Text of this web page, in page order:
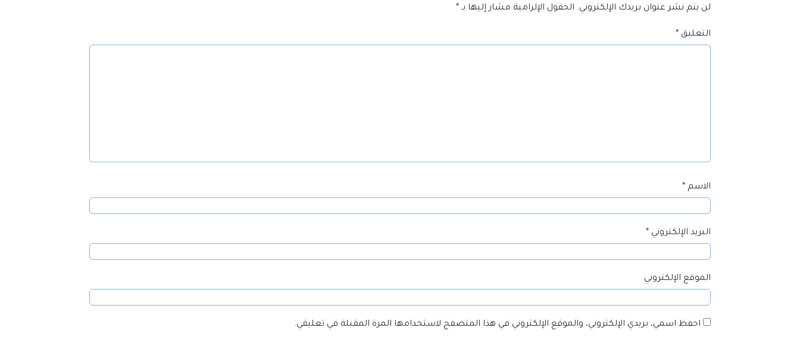
لن يتم نشر عنوان بريدك الإلكتروني. الحقول الإلزامية مشار إليها بـ *
التعليق *
الاسم *
البريد الإلكتروني *
الموقع الإلكتروني
احفظ اسمي، بريدي الإلكتروني، والموقع الإلكتروني في هذا المتصفح لاستخدامها المرة المقبلة في تعليقي.